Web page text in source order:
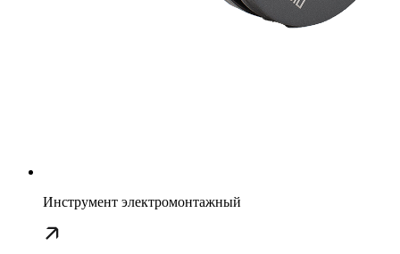
Инструмент электромонтажный